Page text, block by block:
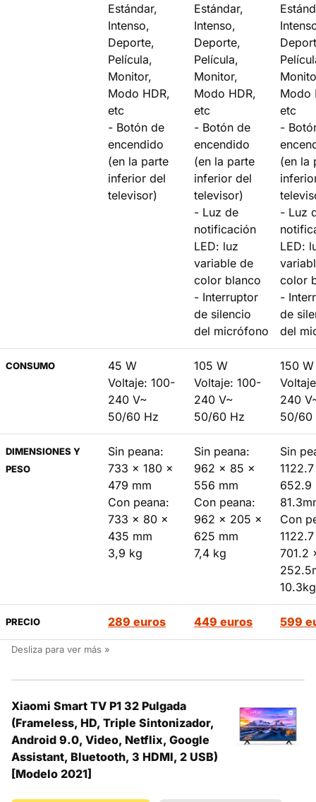
Estándar,
Intenso,
Deporte,
Película,
Monitor,
Modo HDR,
etc
- Botón de
encendido
(en la parte
inferior del
televisor)
Estándar,
Intenso,
Deporte,
Película,
Monitor,
Modo HDR,
etc
- Botón de
encendido
(en la parte
inferior del
televisor)
- Luz de
notificación
LED: luz
variable de
color blanco
- Interruptor
de silencio
del micrófono
Modo
etc
-
(en la
- Luz
LED:
color
-
de
del
CONSUMO
45 W
Voltaje: 100-
240 V~
50/60 Hz
105 W
Voltaje: 100-
240 V~
50/60 Hz
150 W
240
50/60
DIMENSIONES Y
PESO
Sin peana:
733 × 180 ×
479 mm
Con peana:
733 × 80 ×
435 mm
3,9 kg
Sin peana:
962 x 85 x
556 mm
Con peana:
962 x 205 x
625 mm
7,4 kg
Sin
652.9
Con
701.2
10.3kg
PRECIO 289 euros 449 euros 599
Xiaomi Smart TV P1 32 Pulgada
(Frameless, HD, Triple Sintonizador,
Android 9.0, Video, Netflix, Google
Assistant, Bluetooth, 3 HDMI, 2 USB)
[Modelo 2021]